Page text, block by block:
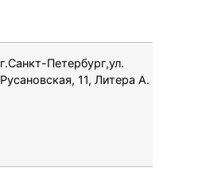
г.Санкт-Петербург,ул.
Русановская, 11, Литера А.